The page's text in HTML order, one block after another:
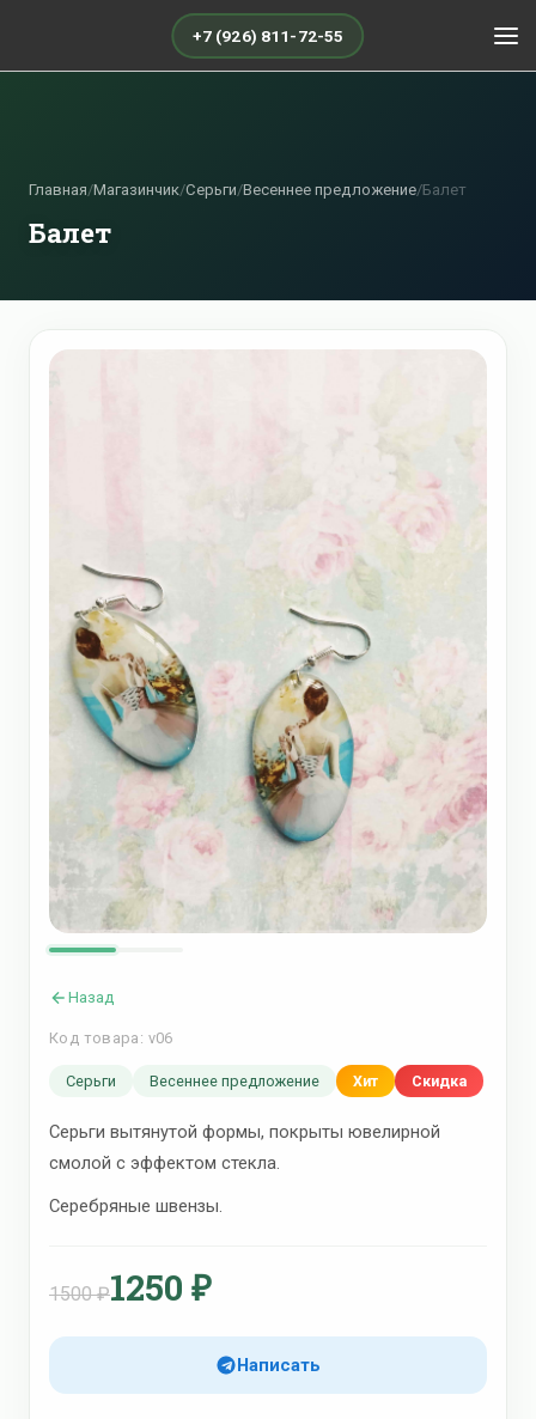
+7 (926) 811-72-55
Главная/Магазинчик/Серьги/Весеннее предложение/Балет
Балет
Назад
Код товара: v06
Серьги Весеннее предложение Хит Скидка
Серьги вытянутой формы, покрыты ювелирной
смолой с эффектом стекла.
Серебряные швензы.
1500 ₽1250 ₽
Написать